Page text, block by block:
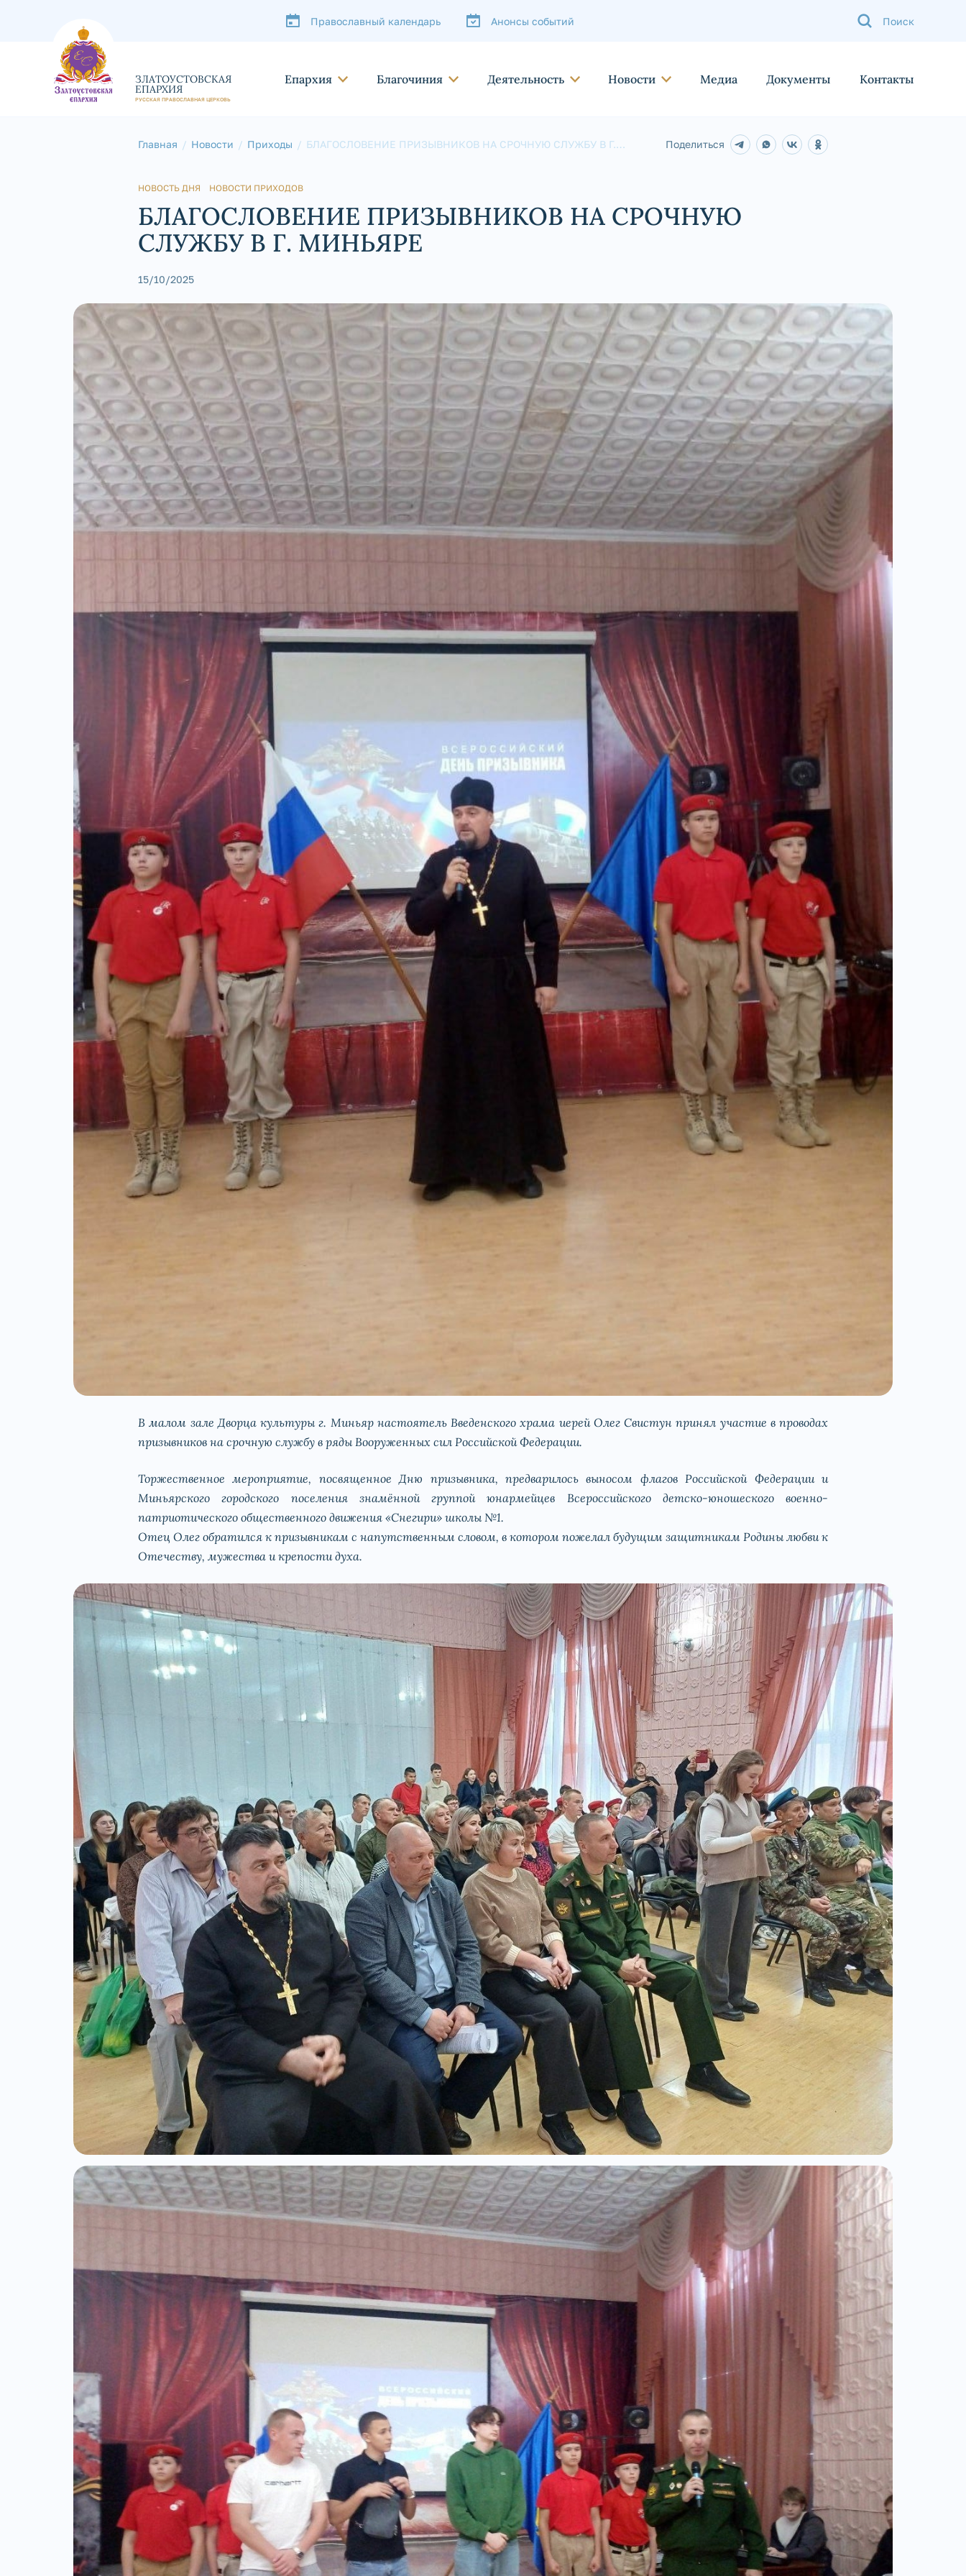
Православный календарь Анонсы событий
ЗЛАТОУСТОВСКАЯ
ЕПАРХИЯ
РУССКАЯ ПРАВОСЛАВНАЯ ЦЕРКОВЬ
Епархия Благочиния Деятельность Новости Медиа Документы Контакты
Главная Новости Приходы
БЛАГОСЛОВЕНИЕ ПРИЗЫВНИКОВ НА СРОЧНУЮ СЛУЖБУ В Г.
Поделиться
НОВОСТЬ ДНЯ НОВОСТИ ПРИХОДОВ
БЛАГОСЛОВЕНИЕ ПРИЗЫВНИКОВ НА СРОЧНУЮ
СЛУЖБУ В Г. МИНЬЯРЕ
15/10/2025
В малом зале Дворца культуры г. Миньяр настоятель Введенского храма иерей Олег Свистун принял участие в проводах
призывников на срочную службу в ряды Вооруженных сил Российской Федерации.
Торжественное мероприятие, посвященное Дню призывника, предварилось выносом флагов Российской Федерации и
Миньярского городского поселения знамённой группой юнармейцев Всероссийского детско-юношеского военно-
патриотического общественного движения «Снегири» школы №1.
Отец Олег обратился к призывникам с напутственным словом, в котором пожелал будущим защитникам Родины любви к
Отечеству, мужества и крепости духа.